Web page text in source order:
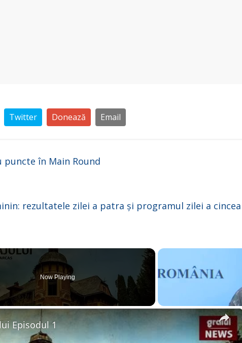
Twitter Donează Email
puncte în Main Round
rezultatele zilei a patra și programul zilei a cincea
Now Playing
×
Episodul 1